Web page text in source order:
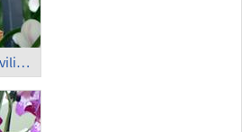
Keukenhof - Beatrix Pavilion; Orchids (3)